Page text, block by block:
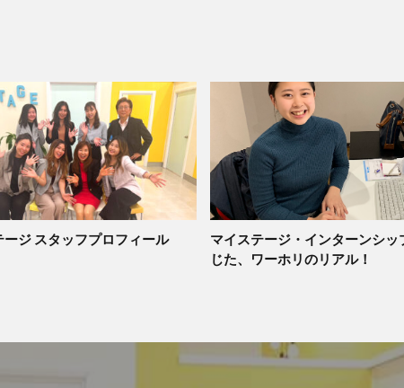
ージ スタッフプロフィール
マイステージ・インターンシッ
じた、ワーホリのリアル！